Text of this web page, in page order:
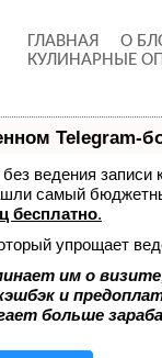
ГЛАВНАЯ
О
КУЛИНАРНЫЕ
Telegram-
ведения
самый
бесплатно.
упрощает
им о
и
больше